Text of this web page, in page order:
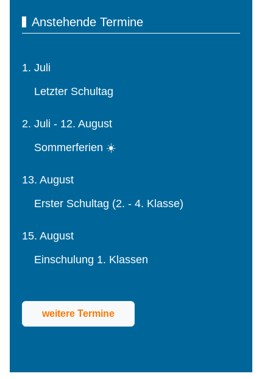
Anstehende Termine
1. Juli
Letzter Schultag
2. Juli - 12. August
Sommerferien ☀️
13. August
Erster Schultag (2. - 4. Klasse)
15. August
Einschulung 1. Klassen
weitere Termine